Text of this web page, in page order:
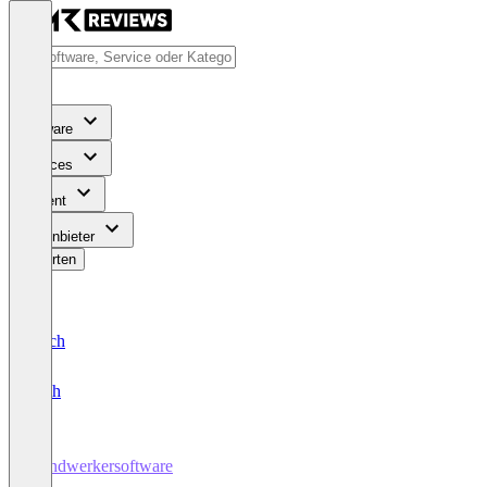
Software
Services
Content
Für Anbieter
Bewerten
Deutsch
English
Handwerkersoftware